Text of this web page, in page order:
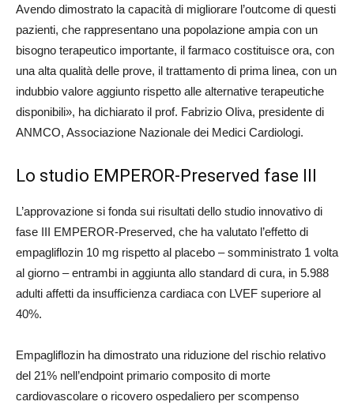
Avendo dimostrato la capacità di migliorare l’outcome di questi
pazienti, che rappresentano una popolazione ampia con un
bisogno terapeutico importante, il farmaco costituisce ora, con
una alta qualità delle prove, il trattamento di prima linea, con un
indubbio valore aggiunto rispetto alle alternative terapeutiche
disponibili», ha dichiarato il prof. Fabrizio Oliva, presidente di
ANMCO, Associazione Nazionale dei Medici Cardiologi.
Lo studio EMPEROR-Preserved fase III
L’approvazione si fonda sui risultati dello studio innovativo di
fase III EMPEROR-Preserved, che ha valutato l’effetto di
empagliflozin 10 mg rispetto al placebo – somministrato 1 volta
al giorno – entrambi in aggiunta allo standard di cura, in 5.988
adulti affetti da insufficienza cardiaca con LVEF superiore al
40%.
Empagliflozin ha dimostrato una riduzione del rischio relativo
del 21% nell’endpoint primario composito di morte
cardiovascolare o ricovero ospedaliero per scompenso